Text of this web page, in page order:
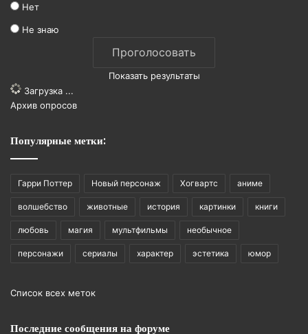
Нет
Не знаю
Показать результаты
Загрузка ...
Архив опросов
Популярные метки:
Гарри Поттер Новый персонаж Хогвартс аниме
волшебство животные история картинки книги
любовь магия мультфильмы необычное
персонажи сериалы характер эстетика юмор
Список всех меток
Последние сообщения на форуме